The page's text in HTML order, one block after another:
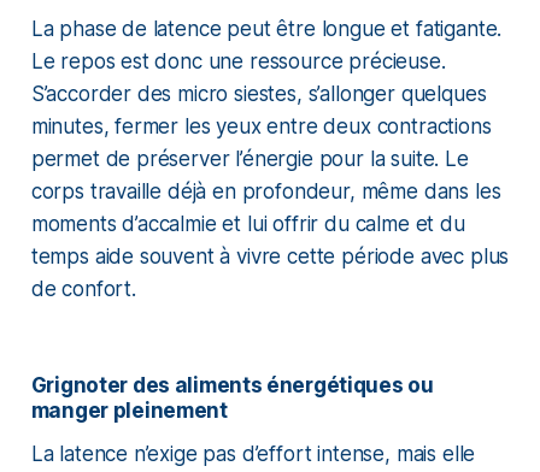
La phase de latence peut être longue et fatigante.
Le repos est donc une ressource précieuse.
S’accorder des micro siestes, s’allonger quelques
minutes, fermer les yeux entre deux contractions
permet de préserver l’énergie pour la suite. Le
corps travaille déjà en profondeur, même dans les
moments d’accalmie et lui offrir du calme et du
temps aide souvent à vivre cette période avec plus
de confort.
Grignoter des aliments énergétiques ou
manger pleinement
La latence n’exige pas d’effort intense, mais elle